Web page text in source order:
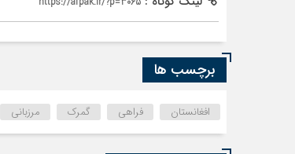
برچسب ها
افغانستان فراهی گمرک مرزبانی